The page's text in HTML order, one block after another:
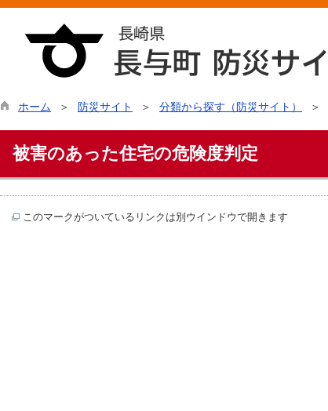
ホーム 防災サイト 分類から探す（防災サイト）
被害のあった住宅の危険度判定
このマークがついているリンクは別ウインドウで開きます